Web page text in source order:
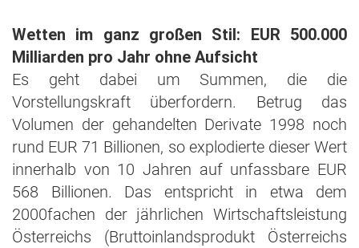
Wetten im ganz großen Stil: EUR 500.000
Milliarden pro Jahr ohne Aufsicht
Es geht dabei um Summen, die die
Vorstellungskraft überfordern. Betrug das
Volumen der gehandelten Derivate 1998 noch
rund EUR 71 Billionen, so explodierte dieser Wert
innerhalb von 10 Jahren auf unfassbare EUR
568 Billionen. Das entspricht in etwa dem
2000fachen der jährlichen Wirtschaftsleistung
Österreichs (Bruttoinlandsprodukt Österreichs